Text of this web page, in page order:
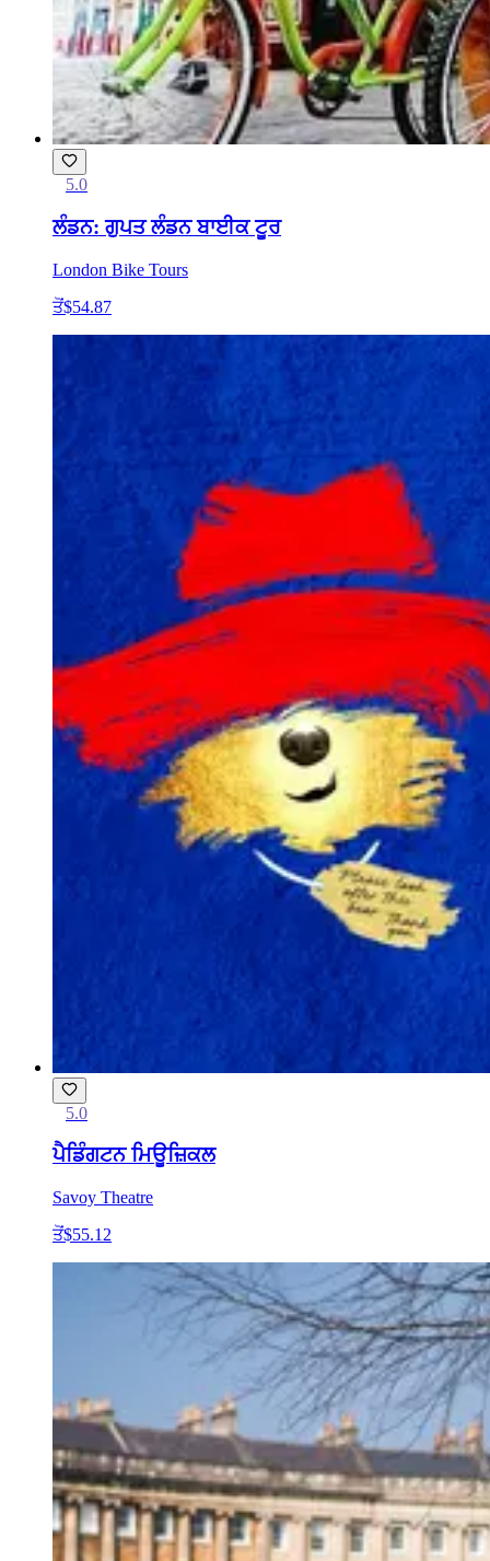
5.0
ਲੰਡਨ: ਗੁਪਤ ਲੰਡਨ ਬਾਈਕ ਟੂਰ
London Bike Tours
ਤੋਂ$54.87
5.0
ਪੈਡਿੰਗਟਨ ਮਿਊਜ਼ਿਕਲ
Savoy Theatre
ਤੋਂ$55.12